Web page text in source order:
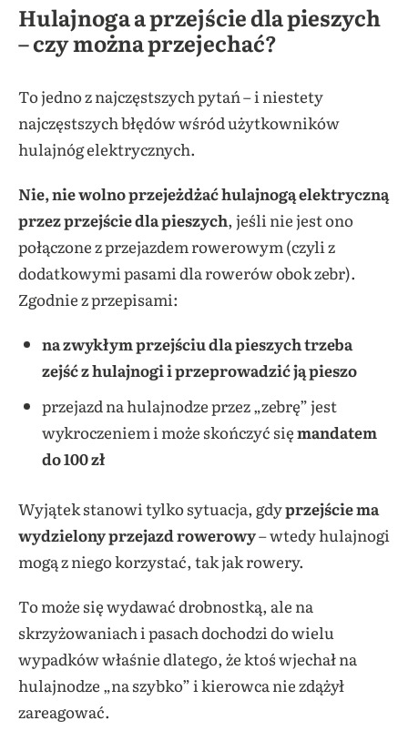
Hulajnoga a przejście dla pieszych
– czy można przejechać?
To jedno z najczęstszych pytań – i niestety
najczęstszych błędów wśród użytkowników
hulajnóg elektrycznych.
Nie, nie wolno przejeżdżać hulajnogą elektryczną
przez przejście dla pieszych, jeśli nie jest ono
połączone z przejazdem rowerowym (czyli z
dodatkowymi pasami dla rowerów obok zebr).
Zgodnie z przepisami:
na zwykłym przejściu dla pieszych trzeba
zejść z hulajnogi i przeprowadzić ją pieszo
przejazd na hulajnodze przez „zebrę” jest
wykroczeniem i może skończyć sięmandatem
do 100 zł
Wyjątek stanowi tylko sytuacja, gdyprzejście ma
wydzielony przejazd rowerowy– wtedy hulajnogi
mogą z niego korzystać, tak jak rowery.
To może się wydawać drobnostką, ale na
skrzyżowaniach i pasach dochodzi do wielu
wypadków właśnie dlatego, że ktoś wjechał na
hulajnodze „na szybko” i kierowca nie zdążył
zareagować.